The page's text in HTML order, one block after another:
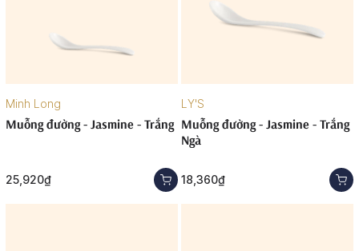
Minh Long
Muỗng đường - Jasmine - Trắng
25,920₫
LY'S
Muỗng đường - Jasmine - Trắng
Ngà
18,360₫